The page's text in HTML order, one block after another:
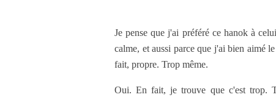
Je pense que j'ai préféré ce hanok à
calme, et aussi parce que j'ai bien aimé
fait, propre. Trop même.
Oui. En fait, je trouve que c'est trop.